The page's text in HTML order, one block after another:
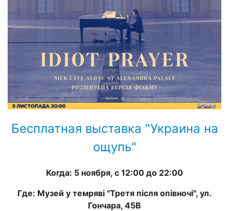
Бесплатная выставка "Украина на
ощупь"
Когда: 5 ноября, с 12:00 до 22:00
Где: Музей у темряві "Третя після опівночі", ул.
Гончара, 45В